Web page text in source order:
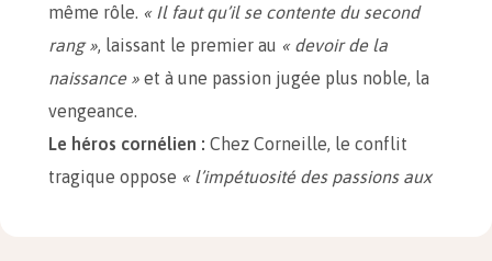
même rôle. « Il faut qu’il se contente du second
rang », laissant le premier au « devoir de la
naissance » et à une passion jugée plus noble, la
vengeance.
Le héros cornélien : Chez Corneille, le conflit
tragique oppose « l’impétuosité des passions aux